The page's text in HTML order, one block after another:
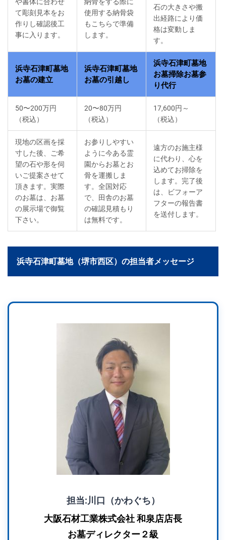
て彫刻見本をお
作りし確認後工
事に入ります。
使用する納骨袋
もこちらで準備
します。
石の大きさや搬
出経路により価
格は変動しま
す。
浜寺石津町墓地
お墓の建立
浜寺石津町墓地
お墓の引越し
浜寺石津町墓地
お墓掃除お墓参
り代行
50〜200万円
（税込）
20〜80万円
（税込）
17,600円～
（税込）
現地の区画を採
寸した後、ご希
望の石や形を伺
いご提案させて
頂きます。実際
のお墓は、お墓
の展示場で御覧
下さい。
お参りしやすい
ように今ある霊
園からお墓とお
骨を運搬しま
す。全国対応
で、田舎のお墓
の確認見積もり
は無料です。
遠方のお施主様
に代わり、心を
込めてお掃除を
します。完了後
は、ビフォーア
フターの報告書
を送付します。
浜寺石津町墓地（堺市西区）の担当者メッセージ
担当:川口（かわぐち）
大阪石材工業株式会社 和泉店店長
お墓ディレクター２級